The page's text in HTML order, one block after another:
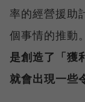
率的經營援助
個事情的推動
是創造了「獲
就會出現一些